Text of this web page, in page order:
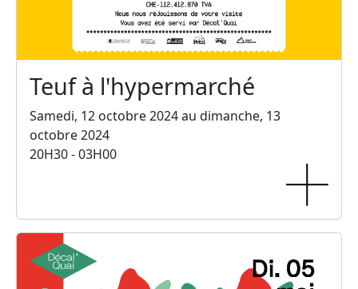
Teuf à l'hypermarché
Samedi, 12 octobre 2024 au dimanche, 13
octobre 2024
20H30 - 03H00